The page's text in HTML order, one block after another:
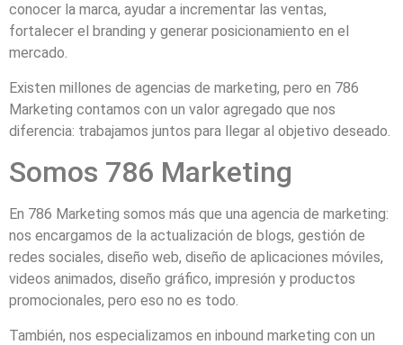
conocer la marca, ayudar a incrementar las ventas,
fortalecer el branding y generar posicionamiento en el
mercado.
Existen millones de agencias de marketing, pero en 786
Marketing contamos con un valor agregado que nos
diferencia: trabajamos juntos para llegar al objetivo deseado.
Somos 786 Marketing
En 786 Marketing somos más que una agencia de marketing:
nos encargamos de la actualización de blogs, gestión de
redes sociales, diseño web, diseño de aplicaciones móviles,
videos animados, diseño gráfico, impresión y productos
promocionales, pero eso no es todo.
También, nos especializamos en inbound marketing con un